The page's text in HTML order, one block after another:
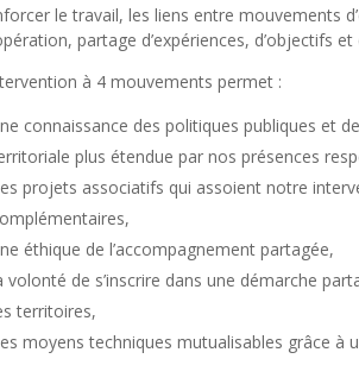
le travail, les liens entre mouvements
partage d’expériences, d’objectifs
à 4 mouvements permet :
connaissance des politiques publiques et
plus étendue par nos présences
projets associatifs qui assoient notre
éthique de l’accompagnement partagée,
volonté de s’inscrire dans une démarche
territoires,
moyens techniques mutualisables grâce à